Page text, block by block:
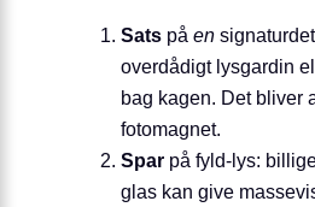
Sats på en
overdådigt lysgardin
bag kagen. Det bliver
fotomagnet.
Spar på fyld-lys:
glas kan give